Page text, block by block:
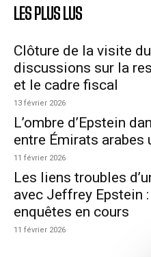
LES PLUS LUS
Clôture de la visite
discussions sur la
et le cadre fiscal
13 février 2026
L’ombre d’Epstein
entre Émirats arabes
11 février 2026
Les liens troubles
avec Jeffrey Epstein
enquêtes en cours
11 février 2026